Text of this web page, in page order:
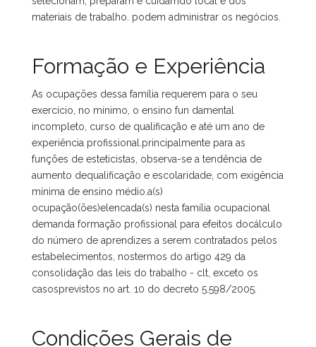
materiais de trabalho. podem administrar os negócios.
Formação e Experiência
As ocupações dessa família requerem para o seu
exercício, no mínimo, o ensino fun damental
incompleto, curso de qualificação e até um ano de
experiência profissional.principalmente para as
funções de esteticistas, observa-se a tendência de
aumento dequalificação e escolaridade, com exigência
mínima de ensino médio.a(s)
ocupação(ões)elencada(s) nesta família ocupacional
demanda formação profissional para efeitos docálculo
do número de aprendizes a serem contratados pelos
estabelecimentos, nostermos do artigo 429 da
consolidação das leis do trabalho - clt, exceto os
casosprevistos no art. 10 do decreto 5.598/2005.
Condições Gerais de